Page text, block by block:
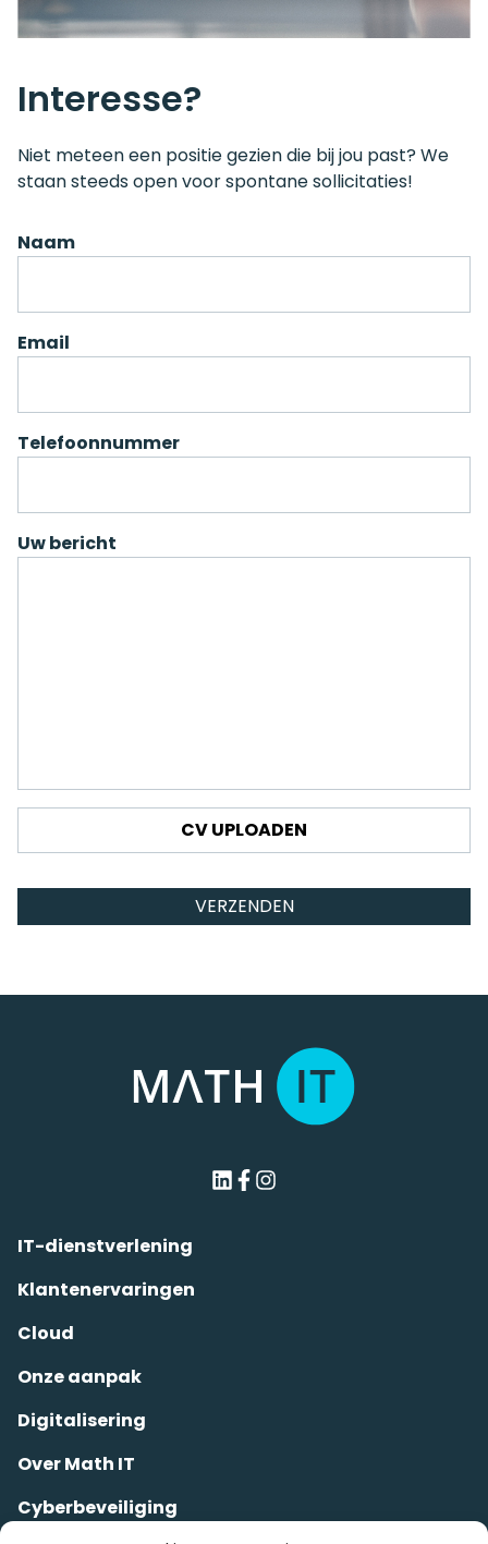
Interesse?
Niet meteen een positie gezien die bij jou past? We
staan steeds open voor spontane sollicitaties!
Naam
Email
Telefoonnummer
Uw bericht
CV UPLOADEN
Select files
VERZENDEN
IT-dienstverlening
Klantenervaringen
Cloud
Onze aanpak
Digitalisering
Over Math IT
Cyberbeveiliging